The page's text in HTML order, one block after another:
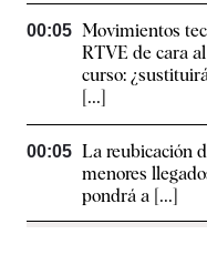
00:05 Movimientos
RTVE de cara
curso:
[...]
00:05 La reubicación
menores
pondrá a [...]